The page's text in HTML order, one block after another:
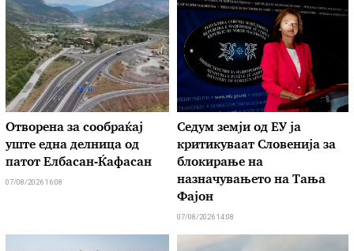
Отворена за сообраќај
уште една делница од
патот Елбасан-Ќафасан
07/08/2026 16:08
Седум земји од ЕУ ја
критикуваат Словенија за
блокирање на
назначувањето на Тања
Фајон
07/08/2026 14:08